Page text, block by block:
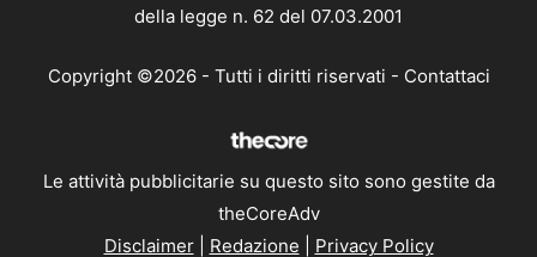
della legge n. 62 del 07.03.2001
Copyright ©2026 - Tutti i diritti riservati - Contattaci
Le attività pubblicitarie su questo sito sono gestite da
theCoreAdv
Disclaimer| Redazione Privacy Policy